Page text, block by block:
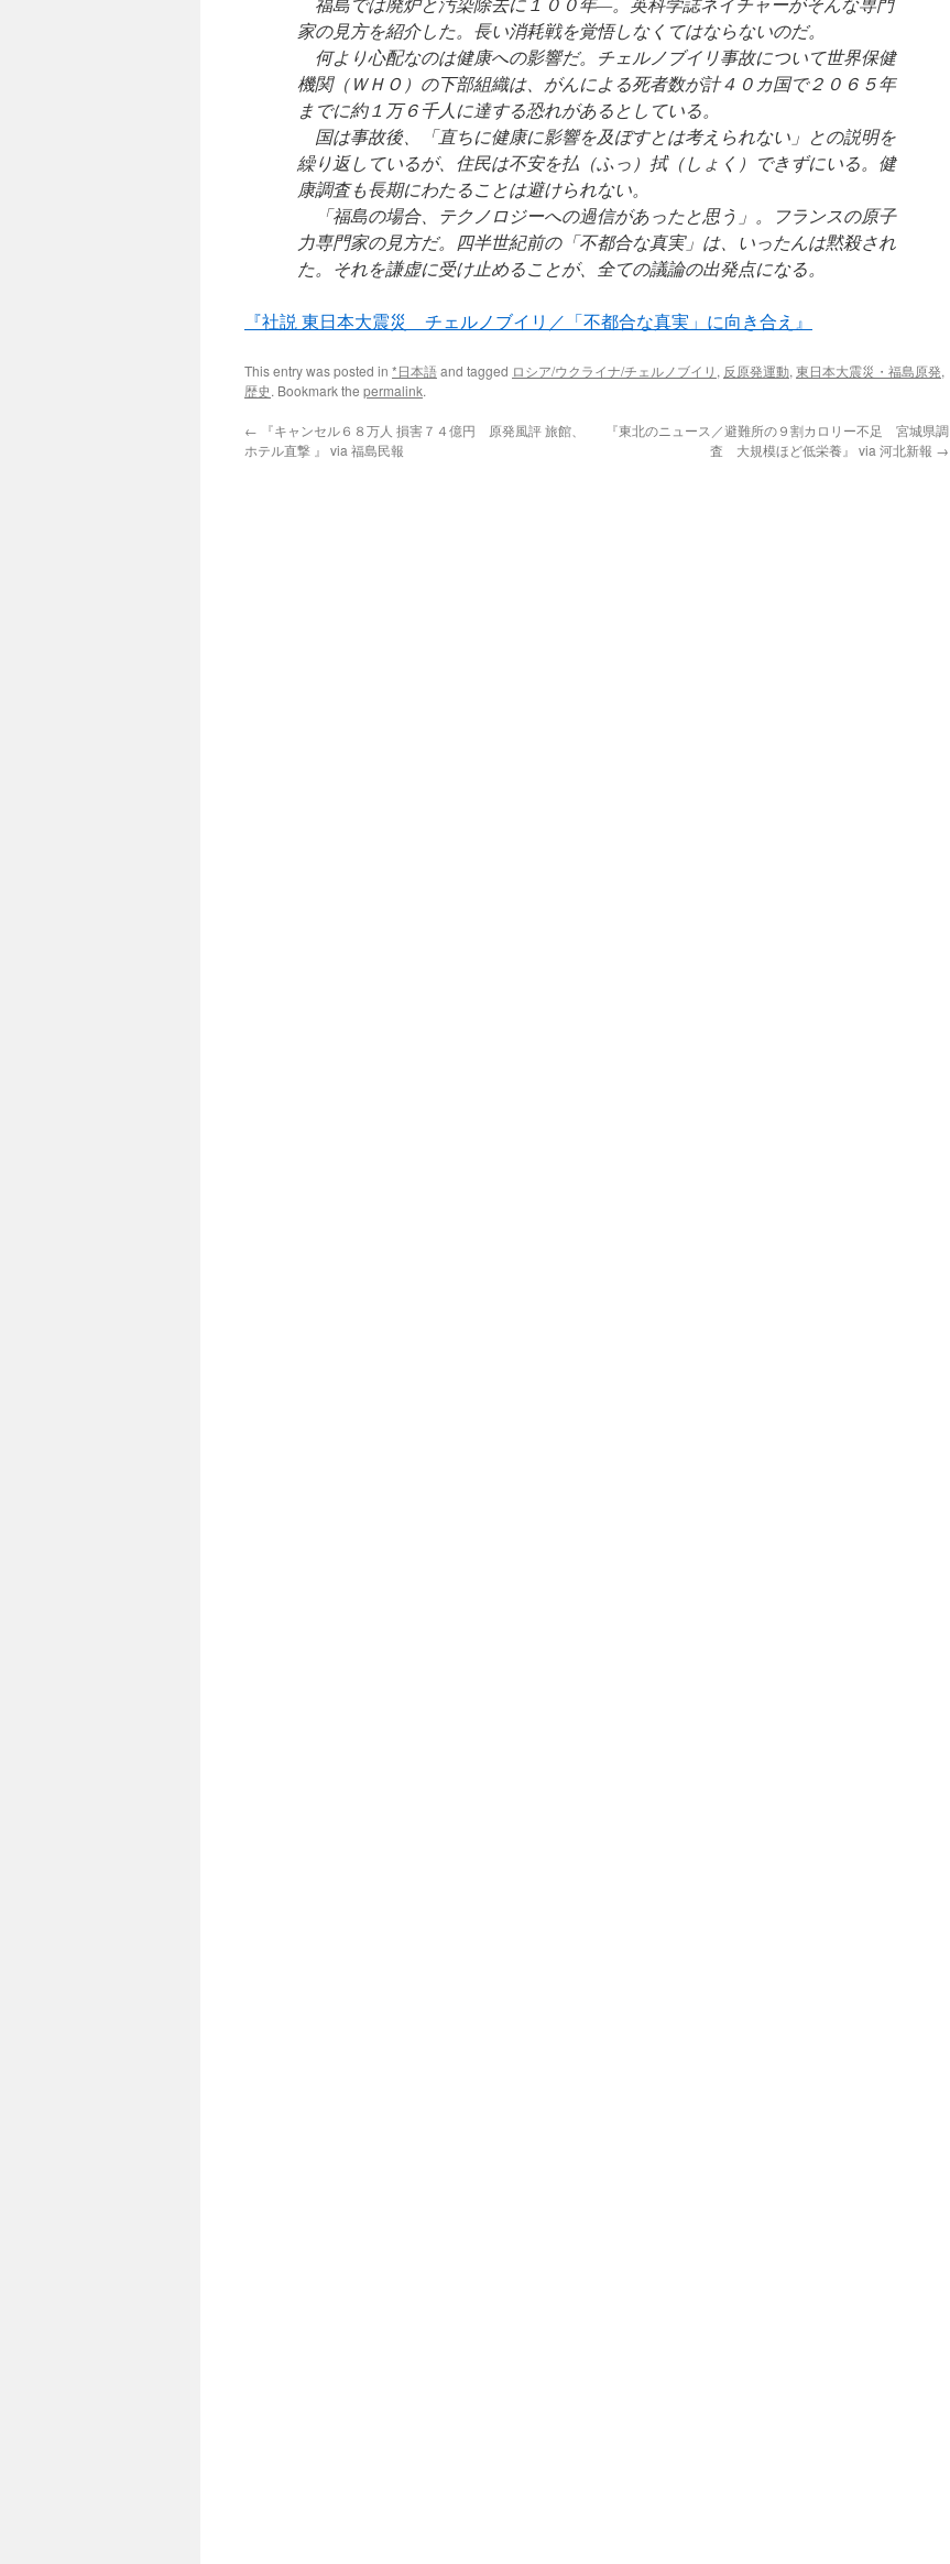
家の見方を紹介した。長い消耗戦を覚悟しなくてはならないのだ。
何より心配なのは健康への影響だ。チェルノブイリ事故について世界保健
機関（ＷＨＯ）の下部組織は、がんによる死者数が計４０カ国で２０６５年
までに約１万６千人に達する恐れがあるとしている。
国は事故後、「直ちに健康に影響を及ぼすとは考えられない」との説明を
繰り返しているが、住民は不安を払（ふっ）拭（しょく）できずにいる。健
康調査も長期にわたることは避けられない。
「福島の場合、テクノロジーへの過信があったと思う」。フランスの原子
力専門家の見方だ。四半世紀前の「不都合な真実」は、いったんは黙殺され
た。それを謙虚に受け止めることが、全ての議論の出発点になる。
『社説 東日本大震災 チェルノブイリ／「不都合な真実」に向き合え』
This entry was posted in *日本語and tagged ロシア/ウクライナ/チェルノブイリ , 反原発運動, 東日本大震災・福島原発,
歴史. Bookmark the permalink.
← 『キャンセル６８万人 損害７４億円 原発風評 旅館、
ホテル直撃 』 via 福島民報
『東北のニュース／避難所の９割カロリー不足 宮城県調
査 大規模ほど低栄養』 via 河北新報 →